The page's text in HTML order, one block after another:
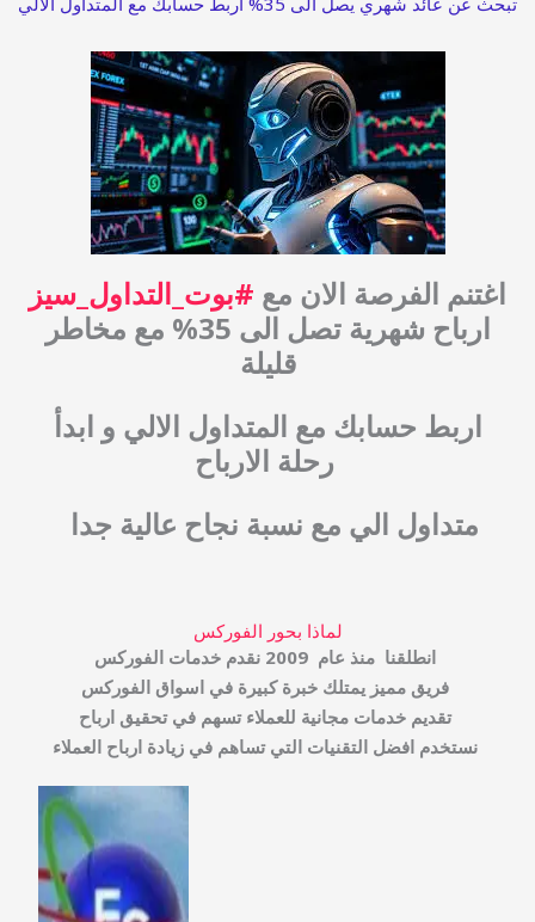
اغتنم الفرصة الان مع #بوت_التداول_سيز
ارباح شهرية تصل الى 35% مع مخاطر
قليلة
اربط حسابك مع المتداول الالي و ابدأ
متداول الي مع نسبة نجاح عالية جدا
لماذا بحور الفوركس
تقديم خدمات مجانية للعملاء تسهم في تحقيق ارباح